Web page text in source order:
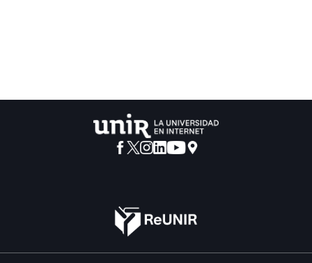
enfoque diferenciado de educación especializada a un
modelo de educación inclusiva.